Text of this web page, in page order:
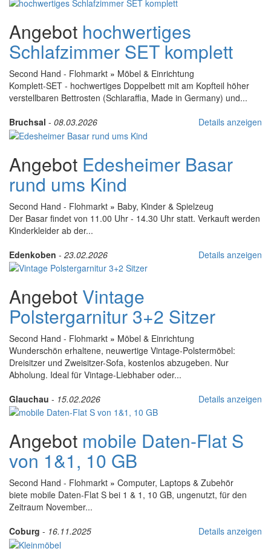
Angebot hochwertiges
Schlafzimmer SET komplett
Second Hand - Flohmarkt » Möbel & Einrichtung
Komplett-SET - hochwertiges Doppelbett mit am Kopfteil höher
verstellbaren Bettrosten (Schlaraffia, Made in Germany) und...
Bruchsal - 08.03.2026 Details anzeigen
Angebot Edesheimer Basar
rund ums Kind
Second Hand - Flohmarkt » Baby, Kinder & Spielzeug
Der Basar findet von 11.00 Uhr - 14.30 Uhr statt. Verkauft werden
Kinderkleider ab der...
Edenkoben - 23.02.2026 Details anzeigen
Angebot Vintage
Polstergarnitur 3+2 Sitzer
Second Hand - Flohmarkt » Möbel & Einrichtung
Wunderschön erhaltene, neuwertige Vintage-Polstermöbel:
Dreisitzer und Zweisitzer-Sofa, kostenlos abzugeben. Nur
Abholung. Ideal für Vintage-Liebhaber oder...
Glauchau - 15.02.2026 Details anzeigen
Angebot mobile Daten-Flat S
von 1&1, 10 GB
Second Hand - Flohmarkt » Computer, Laptops & Zubehör
biete mobile Daten-Flat S bei 1 & 1, 10 GB, ungenutzt, für den
Zeitraum November...
Coburg - 16.11.2025 Details anzeigen